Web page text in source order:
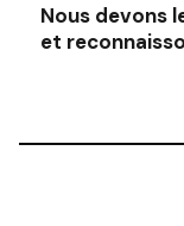
Nous devons
et